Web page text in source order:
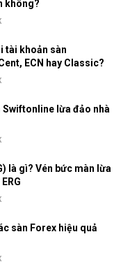
không?
tài khoản sàn
ECN hay Classic?
lừa đảo nhà
là gì? Vén bức màn lừa
sàn Forex hiệu quả